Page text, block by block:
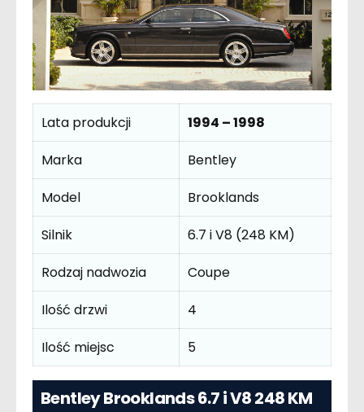
Lata produkcji
1994 – 1998
Marka
Bentley
Model
Brooklands
Silnik
6.7 i V8 (248 KM)
Rodzaj nadwozia
Coupe
Ilość drzwi
4
Ilość miejsc
5
Bentley Brooklands 6.7 i V8 248 KM